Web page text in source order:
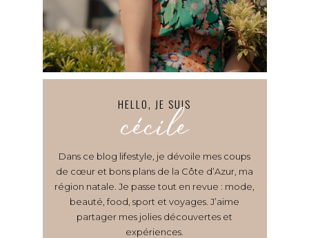
HELLO, JE SUIS
cécile
Dans ce blog lifestyle, je dévoile mes coups
de cœur et bons plans de la Côte d’Azur, ma
région natale. Je passe tout en revue : mode,
beauté, food, sport et voyages. J’aime
partager mes jolies découvertes et
expériences.